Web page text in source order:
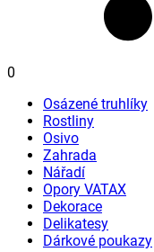
0
Osázené truhlíky
Rostliny
Osivo
Zahrada
Nářadí
Opory VATAX
Dekorace
Delikatesy
Dárkové poukazy